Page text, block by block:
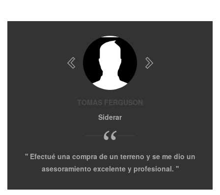
TOMAS FERGUSON
Siderar
“
Efectué una compra de un terreno y se me dio un
asesoramiento excelente y profesional.